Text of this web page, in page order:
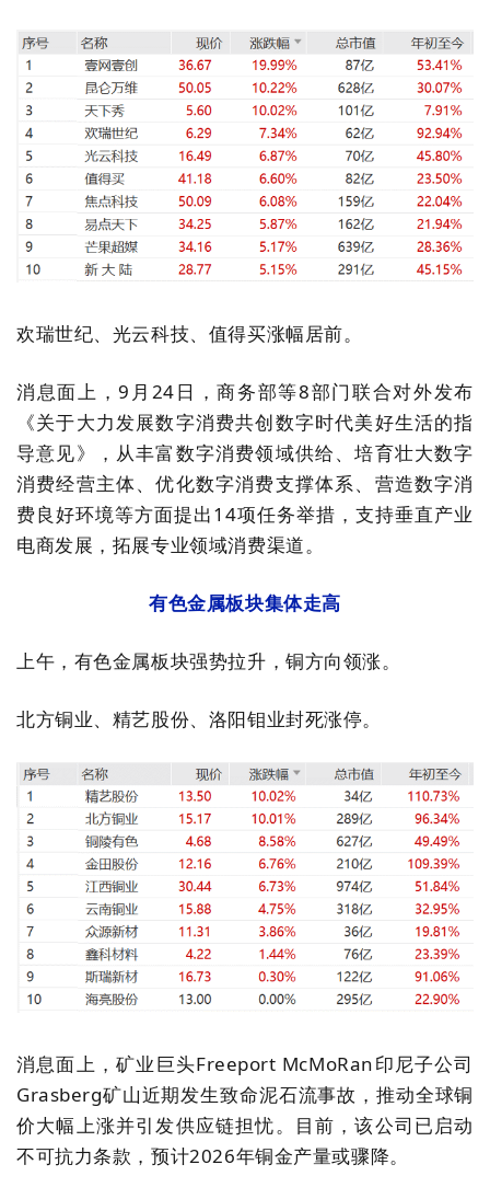
欢瑞世纪、光云科技、值得买涨幅居前。
消息面上，9 月 24日，商务部等8部门联合对外发布
《关于大力发展数字消费共创数字时代美好生活的指
导意见》，从丰富数字消费领域供给、培育壮大数字
消费经营主体、优化数字消费支撑体系、营造数字消
费良好环境等方面提出14项任务举措，支持垂直产业
电商发展，拓展专业领域消费渠道。
有色金属板块集体走高
上午，有色金属板块强势拉升，铜方向领涨。
北方铜业、精艺股份、洛阳钼业封死涨停。
消息面上，矿业巨头Freeport McMoRan印尼子公司
Grasberg矿山近期发生致命泥石流事故，推动全球铜
价大幅上涨并引发供应链担忧。目前，该公司已启动
不可抗力条款，预计2026年铜金产量或骤降。